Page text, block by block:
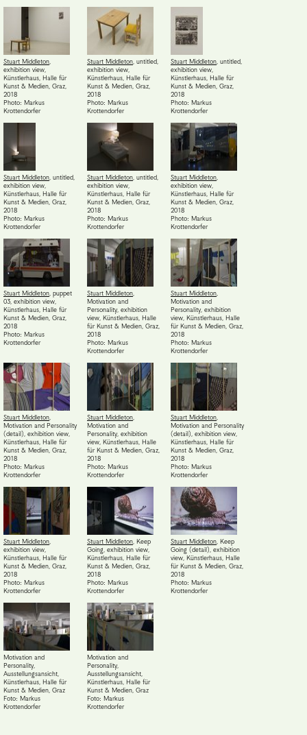
Stuart Middleton,
exhibition view,
Künstlerhaus, Halle für
Kunst & Medien, Graz,
2018
Photo: Markus
Krottendorfer
Stuart Middleton, untitled,
exhibition view,
Künstlerhaus, Halle für
Kunst & Medien, Graz,
2018
Photo: Markus
Krottendorfer
Stuart Middleton, untitled,
exhibition view,
Künstlerhaus, Halle für
Kunst & Medien, Graz,
2018
Photo: Markus
Krottendorfer
Stuart Middleton, untitled,
exhibition view,
Künstlerhaus, Halle für
Kunst & Medien, Graz,
2018
Photo: Markus
Krottendorfer
Stuart Middleton, untitled,
exhibition view,
Künstlerhaus, Halle für
Kunst & Medien, Graz,
2018
Photo: Markus
Krottendorfer
Stuart Middleton,
exhibition view,
Künstlerhaus, Halle für
Kunst & Medien, Graz,
2018
Photo: Markus
Krottendorfer
Stuart Middleton, puppet
03, exhibition view,
Künstlerhaus, Halle für
Kunst & Medien, Graz,
2018
Photo: Markus
Krottendorfer
Stuart Middleton,
Motivation and
Personality, exhibition
view, Künstlerhaus, Halle
für Kunst & Medien, Graz,
2018
Photo: Markus
Krottendorfer
Stuart Middleton,
Motivation and
Personality, exhibition
view, Künstlerhaus, Halle
für Kunst & Medien, Graz,
2018
Photo: Markus
Krottendorfer
Stuart Middleton,
Motivation and Personality
(detail), exhibition view,
Künstlerhaus, Halle für
Kunst & Medien, Graz,
2018
Photo: Markus
Krottendorfer
Stuart Middleton,
Motivation and
Personality, exhibition
view, Künstlerhaus, Halle
für Kunst & Medien, Graz,
2018
Photo: Markus
Krottendorfer
Stuart Middleton,
Motivation and Personality
(detail), exhibition view,
Künstlerhaus, Halle für
Kunst & Medien, Graz,
2018
Photo: Markus
Krottendorfer
Stuart Middleton,
exhibition view,
Künstlerhaus, Halle für
Kunst & Medien, Graz,
2018
Photo: Markus
Krottendorfer
Stuart Middleton, Keep
Going, exhibition view,
Künstlerhaus, Halle für
Kunst & Medien, Graz,
2018
Photo: Markus
Krottendorfer
Stuart Middleton, Keep
Going (detail), exhibition
view, Künstlerhaus, Halle
für Kunst & Medien, Graz,
2018
Photo: Markus
Krottendorfer
Motivation and
Personality,
Ausstellungsansicht,
Künstlerhaus, Halle für
Kunst & Medien, Graz
Foto: Markus
Krottendorfer
Motivation and
Personality,
Ausstellungsansicht,
Künstlerhaus, Halle für
Kunst & Medien, Graz
Foto: Markus
Krottendorfer